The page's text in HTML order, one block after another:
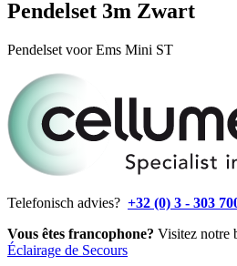
Pendelset 3m Zwart
Pendelset voor Ems Mini ST
Telefonisch advies? +32 (0) 3 - 303
Vous êtes francophone? Visitez notre
Éclairage de Secours